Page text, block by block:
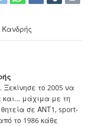
Κανδρής
το 2005 να
μάχιμα με τη
σε ΑΝΤ1, sport-
το 1986 κάθε